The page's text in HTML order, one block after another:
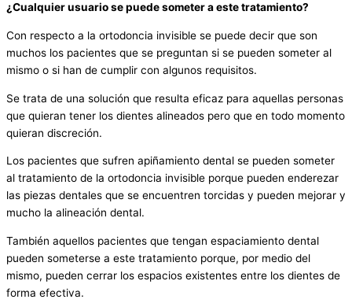
¿Cualquier usuario se puede someter a este tratamiento?
Con respecto a la ortodoncia invisible se puede decir que son
muchos los pacientes que se preguntan si se pueden someter al
mismo o si han de cumplir con algunos requisitos.
Se trata de una solución que resulta eficaz para aquellas personas
que quieran tener los dientes alineados pero que en todo momento
quieran discreción.
Los pacientes que sufren apiñamiento dental se pueden someter
al tratamiento de la ortodoncia invisible porque pueden enderezar
las piezas dentales que se encuentren torcidas y pueden mejorar y
mucho la alineación dental.
También aquellos pacientes que tengan espaciamiento dental
pueden someterse a este tratamiento porque, por medio del
mismo, pueden cerrar los espacios existentes entre los dientes de
forma efectiva.